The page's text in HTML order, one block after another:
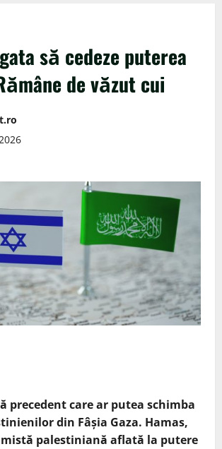
să cedeze puterea
de văzut cui
precedent care ar putea schimba
din Fâșia Gaza. Hamas,
palestiniană aflată la putere